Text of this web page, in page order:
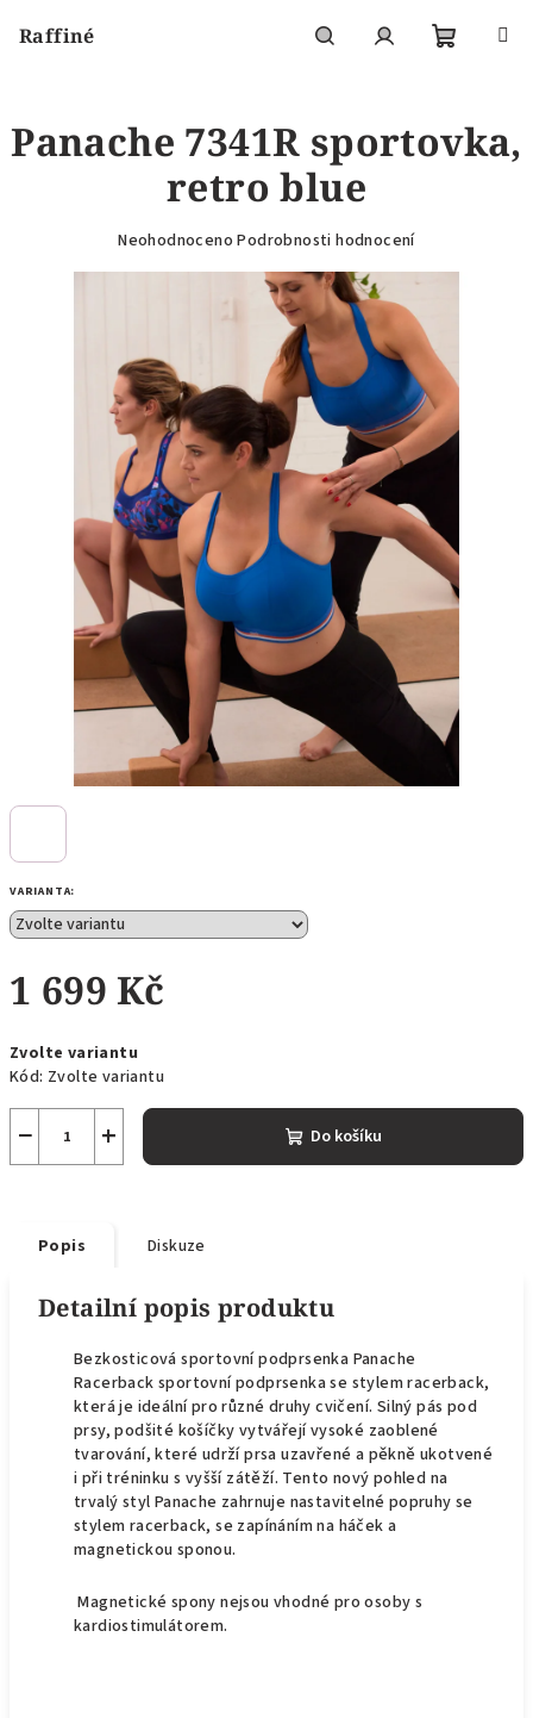
Raffiné
košík
VARIANTA:
1 699 Kč
cena:
Zvolte variantu
Kód: Zvolte variantu
+
− Do košíku
Panache 7341R sportovka,
retro blue
Průměrné
z
5
hvězdiček.
Neohodnoceno Podrobnosti hodnocení
Popis Diskuze
Detailní popis produktu
Bezkosticová sportovní podprsenka Panache
Racerback sportovní podprsenka se stylem racerback,
která je ideální pro různé druhy cvičení. Silný pás pod
prsy, podšité košíčky vytvářejí vysoké zaoblené
tvarování, které udrží prsa uzavřené a pěkně ukotvené
i při tréninku s vyšší zátěží. Tento nový pohled na
trvalý styl Panache zahrnuje nastavitelné popruhy se
stylem racerback, se zapínáním na háček a
magnetickou sponou.
Magnetické spony nejsou vhodné pro osoby s
kardiostimulátorem.